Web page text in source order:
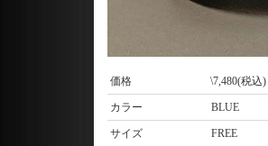
価格 \7,480(税込)
カラー BLUE
サイズ
FREE